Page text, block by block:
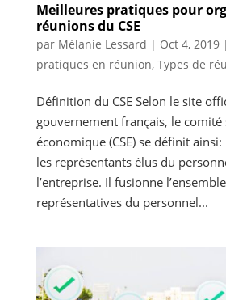
Meilleures pratiques pour
réunions du CSE
par Mélanie Lessard | Oct 4, 2019|
pratiques en réunion, Types de
Définition du CSE Selon le site
gouvernement français, le comité
économique (CSE) se définit ainsi:
les représentants élus du
l’entreprise. Il fusionne
représentatives du personnel...